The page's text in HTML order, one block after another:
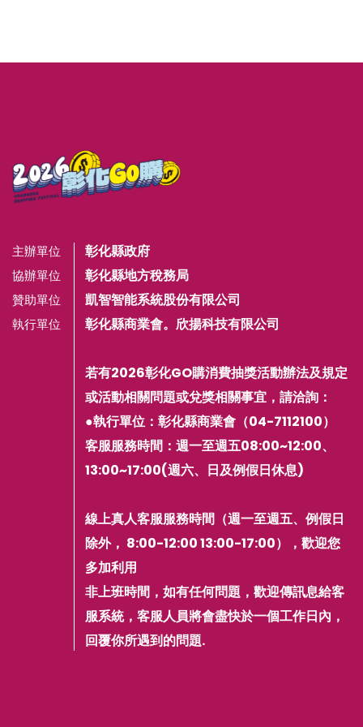
主辦單位 彰化縣政府
協辦單位 彰化縣地方稅務局
贊助單位 凱智智能系統股份有限公司
執行單位 彰化縣商業會。欣揚科技有限公司
若有2026彰化GO購消費抽獎活動辦法及規定
或活動相關問題或兌獎相關事宜，請洽詢：
●執行單位：彰化縣商業會（04-7112100）
客服服務時間：週一至週五08:00~12:00、
13:00~17:00(週六、日及例假日休息)
線上真人客服服務時間（週一至週五、例假日
除外， 8:00-12:00 13:00-17:00），歡迎您
多加利用
非上班時間，如有任何問題，歡迎傳訊息給客
服系統，客服人員將會盡快於一個工作日內，
回覆你所遇到的問題.